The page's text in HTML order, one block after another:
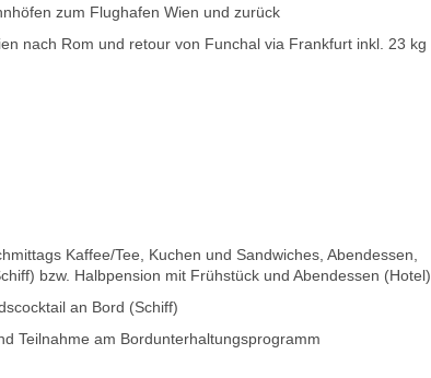
zum Flughafen Wien und zurück
nach Rom und retour von Funchal via Frankfurt inkl. 23 kg
Kaffee/Tee, Kuchen und Sandwiches, Abendessen,
bzw. Halbpension mit Frühstück und Abendessen (Hotel)
an Bord (Schiff)
Teilnahme am Bordunterhaltungsprogramm